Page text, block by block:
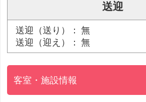
送迎
送迎（送り）： 無
送迎（迎え）： 無
客室・施設情報